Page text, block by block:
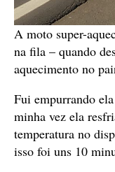
A moto super-
na fila – quando
aquecimento no
Fui empurrando
minha vez ela
temperatura no
isso foi uns 10